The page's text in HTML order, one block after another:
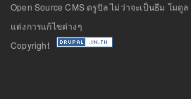
Open Source CMS ดรูปัล ไม่ว่าจะเป็นธีม โมดู
แต่งการแก้ไขต่างๆ
Copyright